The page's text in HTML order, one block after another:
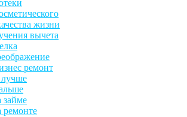
жизни
вычета
ремонт
лучше
займе
ремонте